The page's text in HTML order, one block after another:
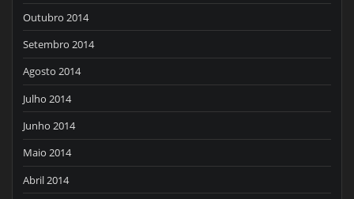
Outubro 2014
Setembro 2014
Agosto 2014
Julho 2014
Junho 2014
Maio 2014
Abril 2014